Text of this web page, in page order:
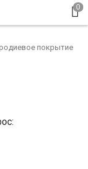
покрытие